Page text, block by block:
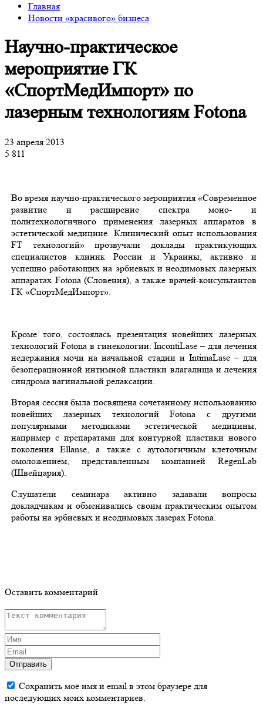
Главная
Новости «красивого» бизнеса
Научно-практическое
мероприятие ГК
«СпортМедИмпорт» по
лазерным технологиям Fotona
23 апреля 2013
5 811
Во время научно-практического мероприятия «Современное
развитие и расширение спектра моно- и
политехнологичного применения лазерных аппаратов в
эстетической медицине. Клинический опыт использования
FT технологий» прозвучали доклады практикующих
специалистов клиник России и Украины, активно и
успешно работающих на эрбиевых и неодимовых лазерных
аппаратах Fotona (Словения), а также врачей-консультантов
ГК «СпортМедИмпорт».
Кроме того, состоялась презентация новейших лазерных
технологий Fotona в гинекологии: IncontiLase – для лечения
недержания мочи на начальной стадии и IntimaLase – для
безоперационной интимной пластики влагалища и лечения
синдрома вагинальной релаксации.
Вторая сессия была посвящена сочетанному использованию
новейших лазерных технологий Fotona с другими
популярными методиками эстетической медицины,
например с препаратами для контурной пластики нового
поколения Ellanse, а также с аутологичным клеточным
омоложением, представленным компанией RegenLab
(Швейцария).
Слушатели семинара активно задавали вопросы
докладчикам и обменивались своим практическим опытом
работы на эрбиевых и неодимовых лазерах Fotona.
Оставить комментарий
Отправить
Сохранить моё имя и email в этом браузере для
последующих моих комментариев.